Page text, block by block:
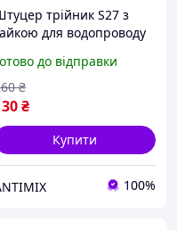
трійник S27 з
для водопроводу
з функцією
тиску
до відправки
₴
₴
Купити
100%